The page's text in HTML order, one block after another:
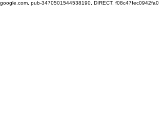
google.com, pub-3470501544538190, DIRECT, f08c47fec0942fa0